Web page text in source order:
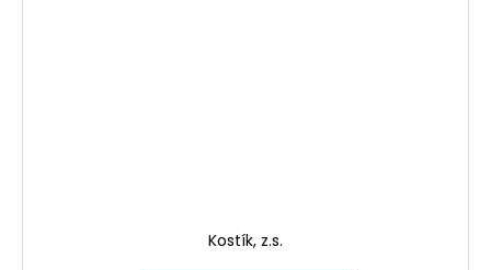
Kostík, z.s.